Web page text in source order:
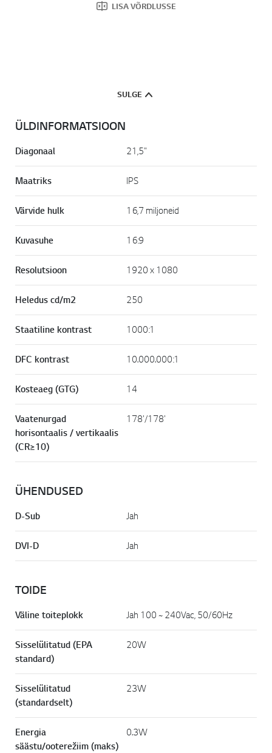
LISA VÕRDLUSSE
SULGE
ÜLDINFORMATSIOON
Diagonaal 21,5"
Maatriks IPS
Värvide hulk 16,7 miljoneid
Kuvasuhe 16:9
Resolutsioon 1920 x 1080
Heledus cd/m2 250
Staatiline kontrast 1000:1
DFC kontrast 10.000.000:1
Kosteaeg (GTG) 14
Vaatenurgad
horisontaalis / vertikaalis
(CR≥10)
178'/178'
ÜHENDUSED
D-Sub Jah
DVI-D Jah
TOIDE
Väline toiteplokk Jah 100 ~ 240Vac, 50/60Hz
Sisselülitatud (EPA
standard)
20W
Sisselülitatud
(standardselt)
23W
Energia
säästu/ooterežiim (maks)
0.3W